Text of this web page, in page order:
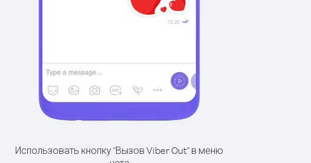
Использовать кнопку "Вызов Viber Out" в меню